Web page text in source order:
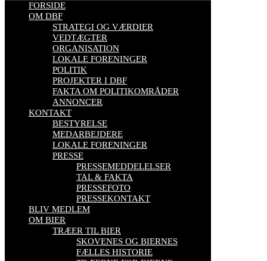
FORSIDE
OM DBF
STRATEGI OG VÆRDIER
VEDTÆGTER
ORGANISATION
LOKALE FORENINGER
POLITIK
PROJEKTER I DBF
FAKTA OM POLITIKOMRÅDER
ANNONCER
KONTAKT
BESTYRELSE
MEDARBEJDERE
LOKALE FORENINGER
PRESSE
PRESSEMEDDELELSER
TAL & FAKTA
PRESSEFOTO
PRESSEKONTAKT
BLIV MEDLEM
OM BIER
TRÆER TIL BIER
SKOVENES OG BIERNES
FÆLLES HISTORIE